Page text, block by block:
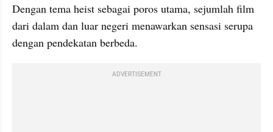
Dengan tema heist sebagai poros utama, sejumlah film
dari dalam dan luar negeri menawarkan sensasi serupa
dengan pendekatan berbeda.
ADVERTISEMENT